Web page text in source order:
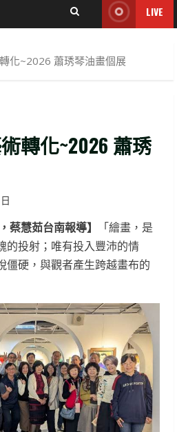
LIVE
化~2026 蕭琇琴油畫個展
轉化~2026 蕭琇
蔡慧茹台南報導】
「繪畫，是
的投射；唯有投入豐沛的情
僵硬，與觀者產生跨越畫布的